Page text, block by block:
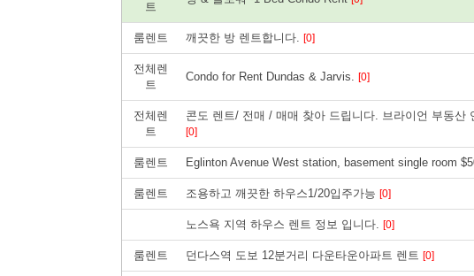
트
룸렌트 깨끗한 방 렌트합니다. [0]
전체렌
트
Condo for Rent Dundas & Jarvis. [0]
전체렌
트
콘도 렌트/ 전매 / 매매 찾아 드립니다. 브라이언 부동산
[0]
룸렌트 Eglinton Avenue West station, basement single room
룸렌트 조용하고 깨끗한 하우스1/20입주가능 [0]
노스욕 지역 하우스 렌트 정보 입니다. [0]
룸렌트 던다스역 도보 12분거리 다운타운아파트 렌트 [0]